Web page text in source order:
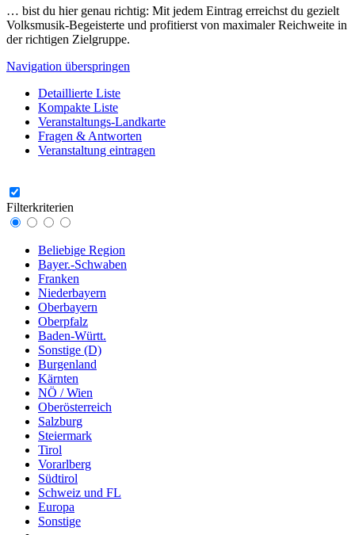
… bist du hier genau richtig: Mit jedem Eintrag erreichst du gezielt
Volksmusik-Begeisterte und profitierst von maximaler Reichweite in
der richtigen Zielgruppe.
Navigation überspringen
Detaillierte Liste
Kompakte Liste
Veranstaltungs-Landkarte
Fragen & Antworten
Veranstaltung eintragen
Filterkriterien
Beliebige Region
Bayer.-Schwaben
Franken
Niederbayern
Oberbayern
Oberpfalz
Baden-Württ.
Sonstige (D)
Burgenland
Kärnten
NÖ / Wien
Oberösterreich
Salzburg
Steiermark
Tirol
Vorarlberg
Südtirol
Schweiz und FL
Europa
Sonstige